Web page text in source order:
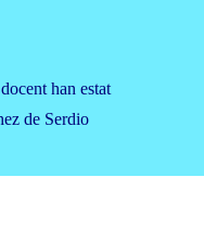
han estat
de Serdio